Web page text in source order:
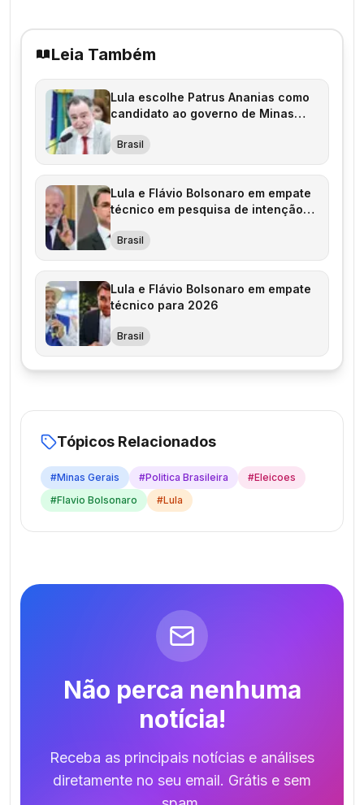
Leia Também
Lula escolhe Patrus Ananias como
candidato ao governo de Minas
Brasil
Lula e Flávio Bolsonaro em empate
técnico em pesquisa de intenção
Brasil
Lula e Flávio Bolsonaro em empate
técnico para 2026
Brasil
Tópicos Relacionados
#Minas Gerais #Politica Brasileira #Eleicoes
#Flavio Bolsonaro #Lula
Não perca nenhuma
notícia!
Receba as principais notícias e análises
diretamente no seu email. Grátis e sem